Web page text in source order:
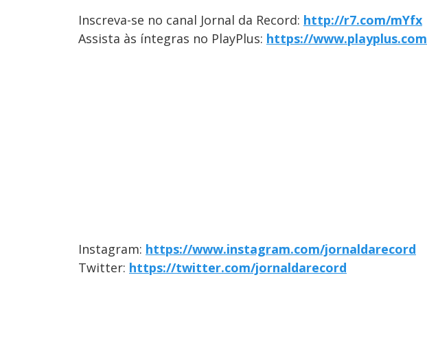
Inscreva-se no canal Jornal da Record: http://r7.com/mYfx
Assista às íntegras no PlayPlus: https://www.playplus.com
Instagram: https://www.instagram.com/jornaldarecord
Twitter: https://twitter.com/jornaldarecord